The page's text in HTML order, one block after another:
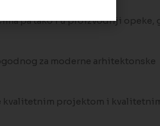
pa tako i u proizvodnji opeke,
za moderne arhitektonske
kvalitetnim projektom i